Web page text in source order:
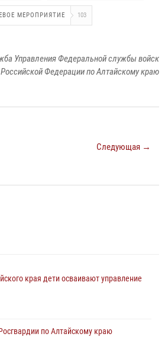
МЕРОПРИЯТИЕ 103
Управления Федеральной службы войск
Федерации по Алтайскому краю
Следующая →
края дети осваивают управление
по Алтайскому краю